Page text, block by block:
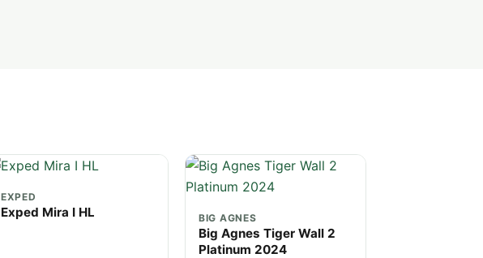
EXPED
Exped Mira I HL BIG AGNES
Big Agnes Tiger Wall 2
Platinum 2024